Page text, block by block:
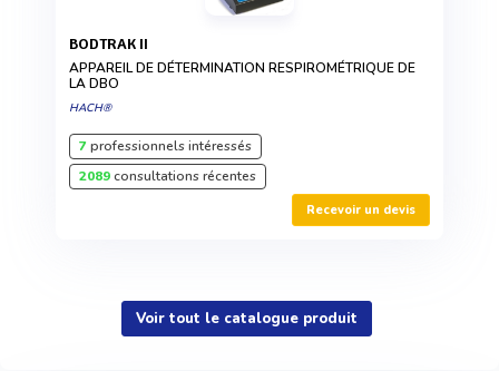
BODTRAK II
APPAREIL DE DÉTERMINATION RESPIROMÉTRIQUE DE
LA DBO
HACH®
7professionnels intéressés
2089consultations récentes
Recevoir un devis
Voir tout le catalogue produit